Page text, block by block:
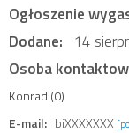
Ogłoszenie
Dodane: 14
Osoba
Konrad (0)
E-mail: biXXXXXXX